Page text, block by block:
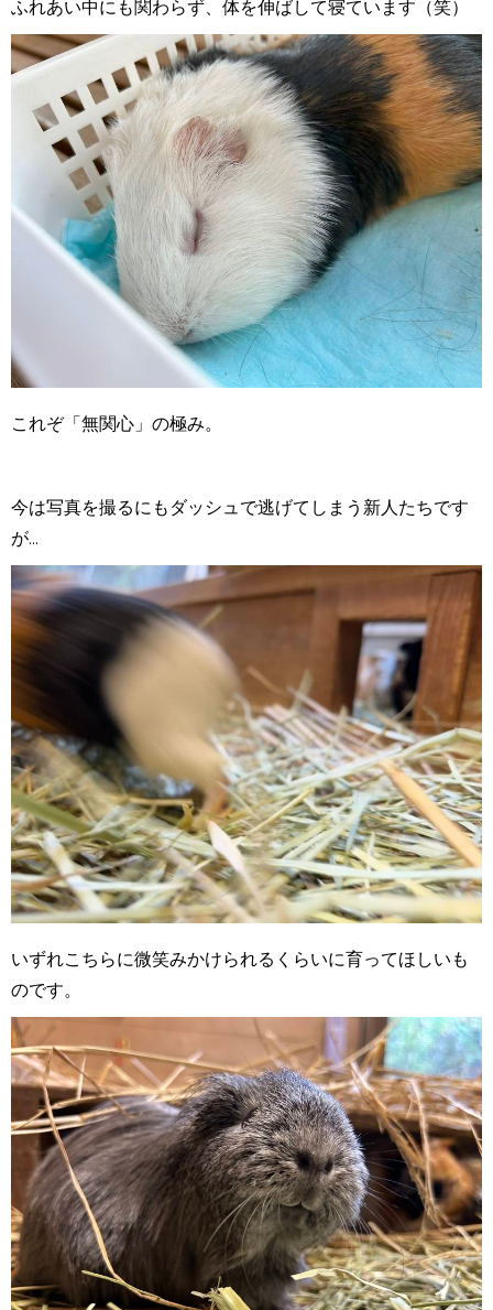
ふれあい中にも関わらず、体を伸ばして寝ています（笑）
これぞ「無関心」の極み。
今は写真を撮るにもダッシュで逃げてしまう新人たちです
が...
いずれこちらに微笑みかけられるくらいに育ってほしいも
のです。